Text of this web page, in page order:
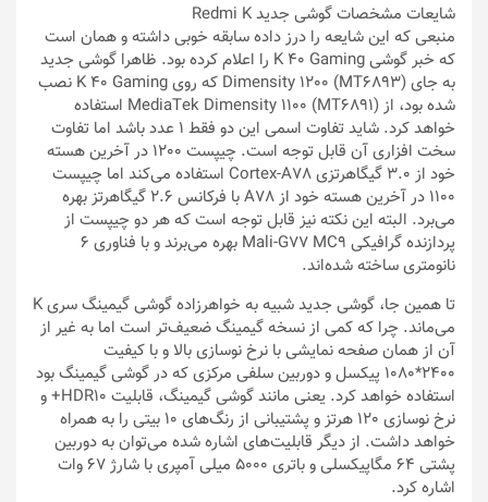
شایعات مشخصات گوشی‌ جدید Redmi K
منبعی که این شایعه را درز داده سابقه خوبی داشته و همان است
که خبر گوشی K 40 Gaming را اعلام کرده بود. ظاهرا گوشی جدید
به جای Dimensity 1200 (MT6893) که روی K 40 Gaming نصب
شده بود، از MediaTek Dimensity 1100 (MT6891) استفاده
خواهد کرد. شاید تفاوت اسمی این دو فقط 1 عدد باشد اما تفاوت
سخت افزاری آن قابل توجه است. چیپست 1200 در آخرین هسته
خود از 3.0 گیگاهرتزی Cortex-A78 استفاده می‌کند اما چیپست
1100 در آخرین هسته خود از A78 با فرکانس 2.6 گیگاهرتز بهره
می‌برد. البته این نکته نیز قابل توجه است که هر دو چیپست از
پردازنده گرافیکی Mali-G77 MC9 بهره می‌برند و با فناوری 6
نانومتری ساخته شده‌اند.
تا همین جا، گوشی جدید شبیه به خواهرزاده گوشی گیمینگ سری K
می‌ماند. چرا که کمی از نسخه گیمینگ ضعیف‌تر است اما به غیر از
آن از همان صفحه نمایشی با نرخ نوسازی بالا و با کیفیت
2400*1080 پیکسل و دوربین سلفی مرکزی که در گوشی گیمینگ بود
استفاده خواهد کرد. یعنی مانند گوشی گیمینگ، قابلیت HDR10+ و
نرخ نوسازی 120 هرتز و پشتیبانی از رنگ‌های 10 بیتی را به همراه
خواهد داشت. از دیگر قابلیت‌های اشاره شده می‌توان به دوربین
پشتی 64 مگاپیکسلی و باتری 5000 میلی آمپری با شارژ 67 وات
اشاره کرد.